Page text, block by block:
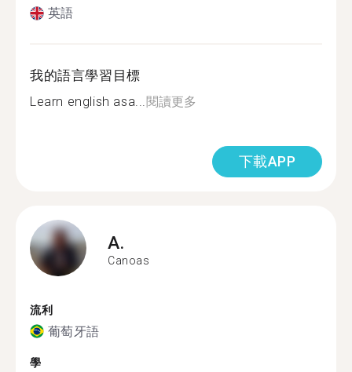
英語
我的語言學習目標
Learn english asa...閱讀更多
下載APP
A.
Canoas
流利
葡萄牙語
學